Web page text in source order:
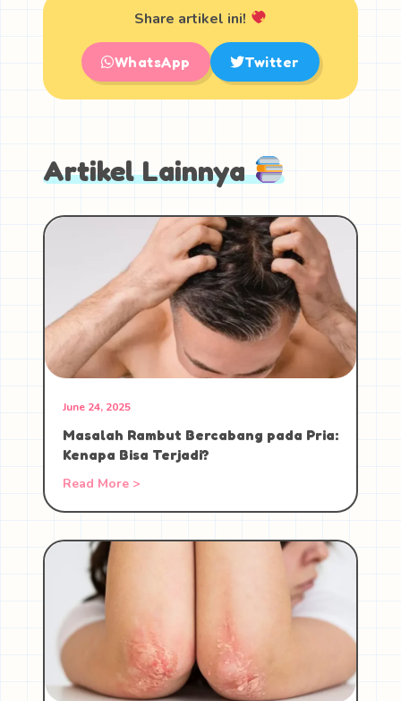
Share artikel ini!
WhatsApp Twitter
Artikel Lainnya
June 24, 2025
Masalah Rambut Bercabang pada Pria:
Kenapa Bisa Terjadi?
Read More >